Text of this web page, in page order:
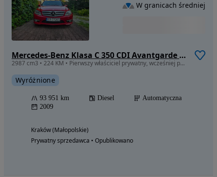
Mercedes-Benz Klasa C 350 CDI Avantgarde 4-Matic
2987 cm3 • 224 KM • Pierwszy właściciel prywatny, wcześniej pojazd demonstracyjny dealera.
Wyróżnione
93 951 km Diesel
Automatyczna
2009
Kraków (Małopolskie)
Prywatny sprzedawca • Opublikowano
W granicach średniej